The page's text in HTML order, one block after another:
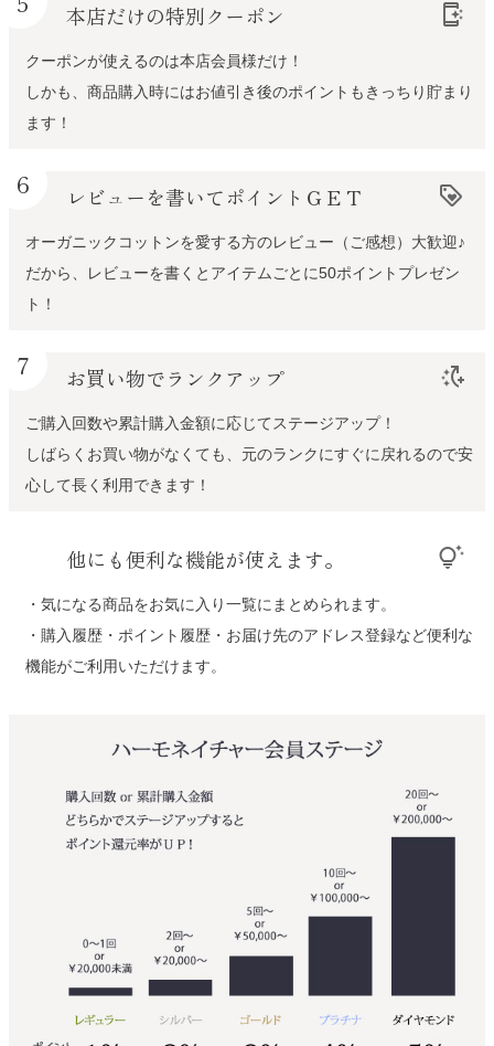
本店だけの特別クーポン app_shortcut
クーポンが使えるのは本店会員様だけ！
しかも、商品購入時にはお値引き後のポイントもきっちり貯まり
ます！
6 レビューを書いてポイントＧＥＴ loyalty
オーガニックコットンを愛する方のレビュー（ご感想）大歓迎♪
だから、レビューを書くとアイテムごとに50ポイントプレゼン
ト！
7 お買い物でランクアップ switch_access_shortcut_add
ご購入回数や累計購入金額に応じてステージアップ！
しばらくお買い物がなくても、元のランクにすぐに戻れるので安
心して長く利用できます！
他にも便利な機能が使えます。 tips_and_updates
・気になる商品をお気に入り一覧にまとめられます。
・購入履歴・ポイント履歴・お届け先のアドレス登録など便利な
機能がご利用いただけます。